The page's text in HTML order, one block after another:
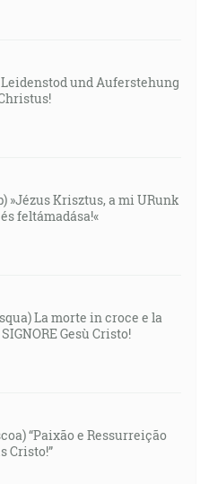
und Auferstehung
»Jézus Krisztus, a mi URunk
feltámadása!«
La morte in croce e la
Gesù Cristo!
“Paixão e Ressurreição
Cristo!”